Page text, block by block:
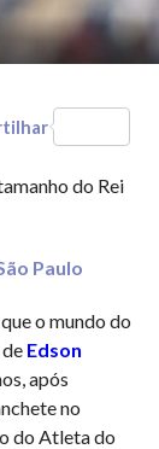
do Rei
Paulo
o mundo do
Edson
após
no
do Atleta do